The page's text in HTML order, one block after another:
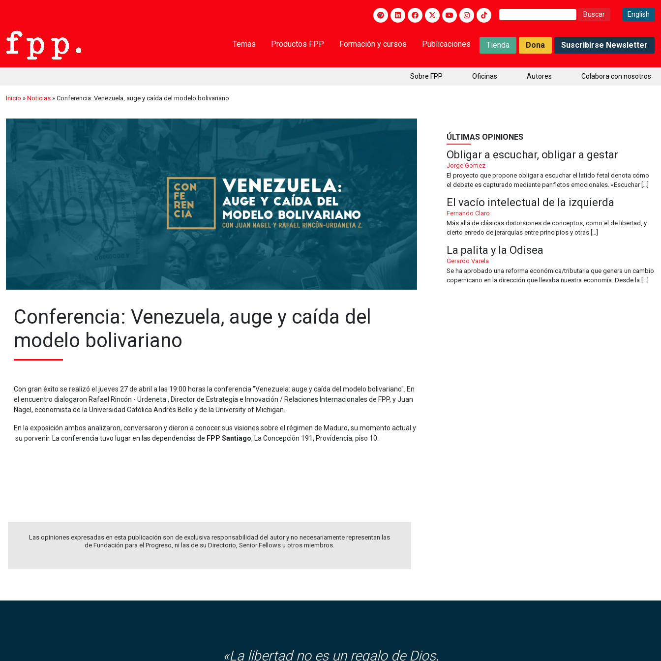
Buscar: English
Temas Productos FPP Formación y cursos Publicaciones Tienda Dona Suscribirse Newsletter
Sobre FPP Oficinas Autores Colabora con nosotros
Inicio » Noticias » Conferencia: Venezuela, auge y caída del modelo bolivariano
Conferencia: Venezuela, auge y caída del
modelo bolivariano
Con gran éxito se realizó el jueves 27 de abril a las 19:00 horas la conferencia "Venezuela: auge y caída del modelo bolivariano". En
el encuentro dialogaron Rafael Rincón - Urdeneta , Director de Estrategia e Innovación / Relaciones Internacionales de FPP, y Juan
Nagel, economista de la Universidad Católica Andrés Bello y de la University of Michigan.
En la exposición ambos analizaron, conversaron y dieron a conocer sus visiones sobre el régimen de Maduro, su momento actual y
su porvenir. La conferencia tuvo lugar en las dependencias de FPP Santiago, La Concepción 191, Providencia, piso 10.
Las opiniones expresadas en esta publicación son de exclusiva responsabilidad del autor y no necesariamente representan las
de Fundación para el Progreso, ni las de su Directorio, Senior Fellows u otros miembros.
ÚLTIMAS OPINIONES
Obligar a escuchar, obligar a gestar
Jorge Gomez
El proyecto que propone obligar a escuchar el latido fetal denota cómo
el debate es capturado mediante panfletos emocionales. «Escuchar […]
El vacío intelectual de la izquierda
Fernando Claro
Más allá de clásicas distorsiones de conceptos, como el de libertad, y
cierto enredo de jerarquías entre principios y otras […]
La palita y la Odisea
Gerardo Varela
Se ha aprobado una reforma económica/tributaria que genera un cambio
copernicano en la dirección que llevaba nuestra economía. Desde la […]
«La libertad no es un regalo de Dios,